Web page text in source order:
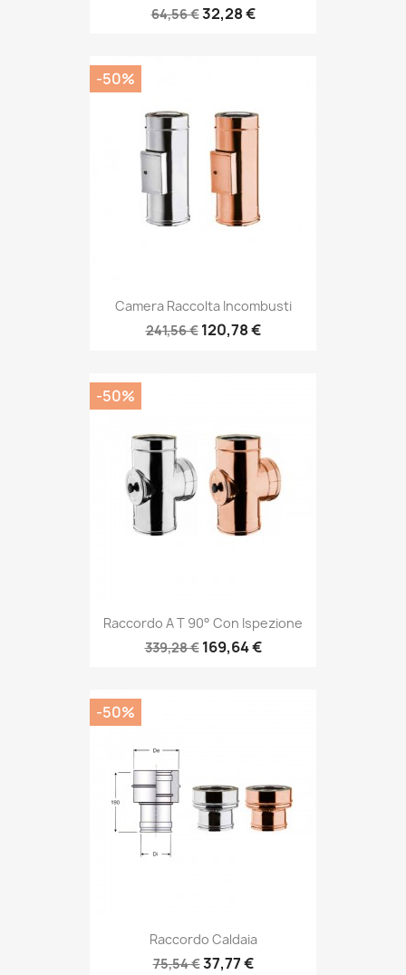
64,56 €32,28 €
Camera Raccolta Incombusti
241,56 € 120,78 €
-50%
Raccordo A T 90° Con Ispezione
339,28 € 169,64 €
-50%
Raccordo Caldaia
75,54 €37,77 €
-50%